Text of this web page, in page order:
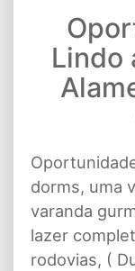
Lindo
dorms, uma
varanda
lazer
rodovias, (